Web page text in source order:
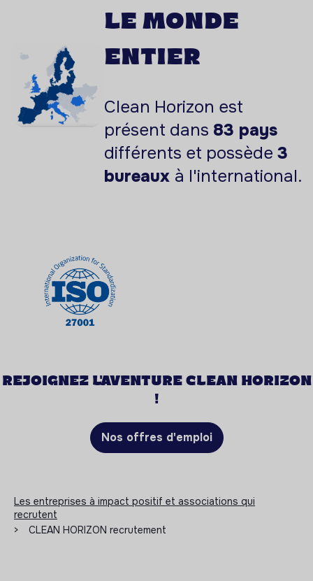
le monde
entier
Clean Horizon est
présent dans 83 pays
différents et possède3
bureaux à l'international.
Rejoignez l'aventure CLEAN HORIZON
!
Nos offres d'emploi
Les entreprises à impact positif et associations qui
recrutent
>
CLEAN HORIZON recrutement